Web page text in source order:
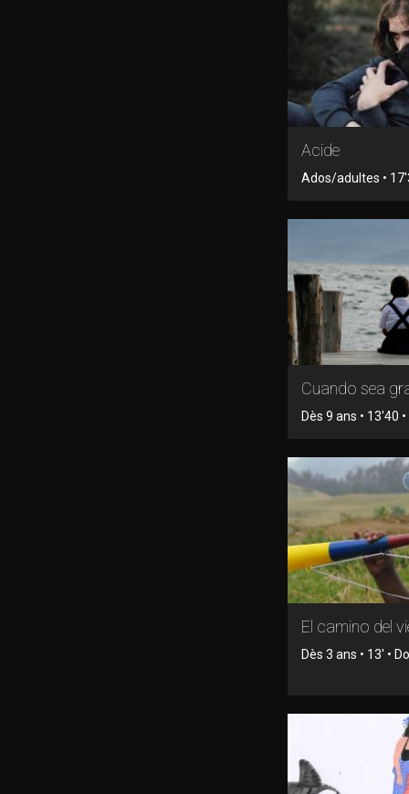
Acide
Ados/adultes •
Cuando sea
Dès 9 ans • 13'40
El camino del
Dès 3 ans • 13' •